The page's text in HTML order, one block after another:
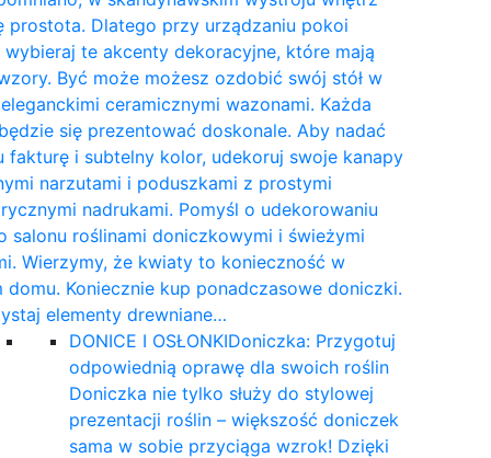
prostota. Dlatego przy urządzaniu pokoi
wybieraj te akcenty dekoracyjne, które mają
Być może możesz ozdobić swój stół w
ceramicznymi wazonami. Każda
się prezentować doskonale. Aby nadać
fakturę i subtelny kolor, udekoruj swoje kanapy
narzutami i poduszkami z prostymi
nadrukami. Pomyśl o udekorowaniu
salonu roślinami doniczkowymi i świeżymi
Wierzymy, że kwiaty to konieczność w
domu. Koniecznie kup ponadczasowe doniczki.
elementy drewniane…
DONICE I OSŁONKIDoniczka: Przygotuj
odpowiednią oprawę dla swoich roślin
Doniczka nie tylko służy do stylowej
prezentacji roślin – większość doniczek
sama w sobie przyciąga wzrok! Dzięki